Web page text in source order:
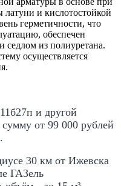
и кислотостойкой
герметичности, что
обеспечен
седлом из полиуретана.
осуществляется
и другой
от 99 000 рублей
.
30 км от Ижевска
ГАЗель